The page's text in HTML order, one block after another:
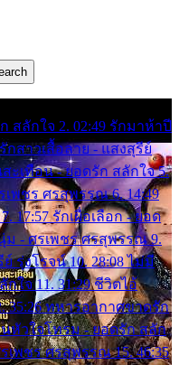
สลักใจ 2. 02:49 รักมาห้าปี
กสาวเสื้อลาย - แสงสุรีย์
ะเทือน - ยอดรัก สลักใจ 5.
พชร ศรสุพรรณ 6. 14:49
17:57 รักเผื่อเลือก - ยอด
ม - ศรเพชร ศรสุพรรณ 9.
รุ่งโรจน์ 10. 28:08 ไม่มี
ใจ 11. 31:29 ชีวิตไอ้
35:26 ทหารอากาศขาดรัก
นหัวใจโทรม - ยอดรัก สลัก
เพชร ศรสุพรรณ 15. 46:35